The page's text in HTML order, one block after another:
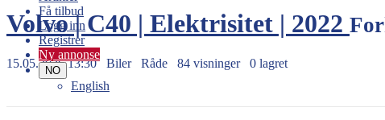
Få tilbud
Logg inn
Registrer
Ny annonse
NO
English
Volvo | C40 | Elektrisitet | 2022
15.05.2026 13:30 Biler Råde 84 visninger 0 lagret
329.000 kr